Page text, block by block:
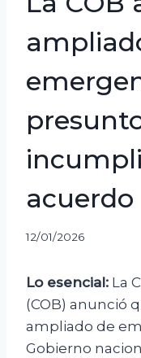
acuerdo
12/01/2026
Lo esencial: La
(COB) anunció
ampliado de
Gobierno